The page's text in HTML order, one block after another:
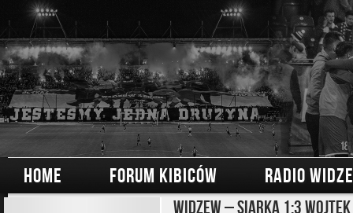
HOME FORUM KIBICÓW RADIO
Widzew – Siarka 1:3 Wojtek